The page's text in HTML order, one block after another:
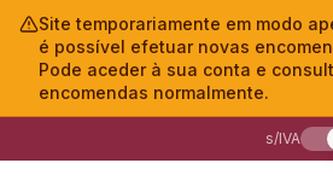
Site temporariamente em modo
é possível efetuar novas
Pode aceder à sua conta e
encomendas normalmente.
s/IVA